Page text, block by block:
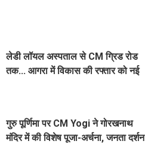
लेडी लॉयल अस्पताल से CM ग्रिड रोड
तक... आगरा में विकास की रफ्तार को नई
गुरु पूर्णिमा पर CM Yogi ने गोरखनाथ
मंदिर में की विशेष पूजा-अर्चना, जनता दर्शन